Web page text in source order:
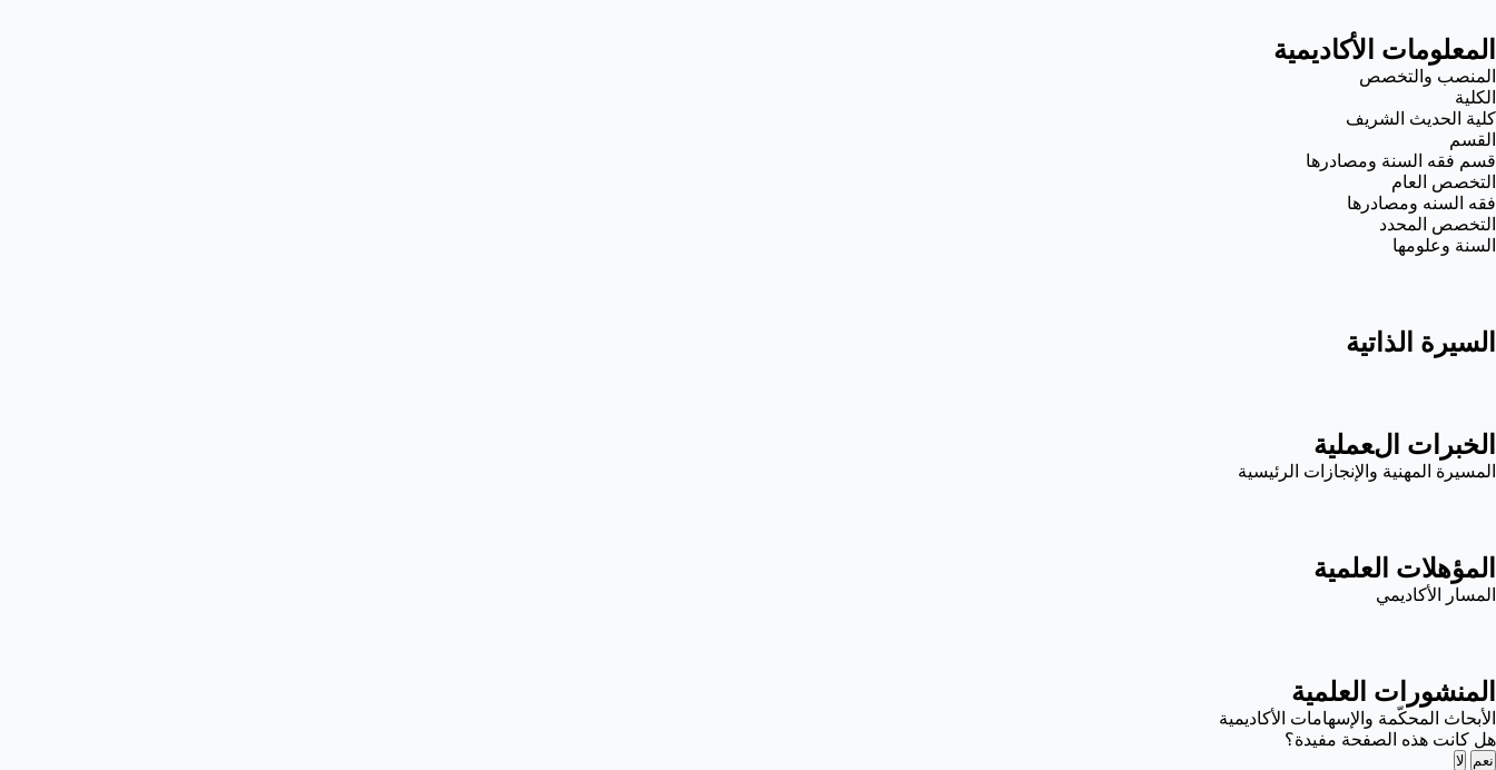
المعلومات الأكاديمية
المنصب والتخصص
الكلية
كلية الحديث الشريف
القسم
قسم فقه السنة ومصادرها
التخصص العام
فقه السنه ومصادرها
التخصص المحدد
السنة وعلومها
السيرة الذاتية
الخبرات العملية
المسيرة المهنية والإنجازات الرئيسية
المؤهلات العلمية
المسار الأكاديمي
المنشورات العلمية
الأبحاث المحكّمة والإسهامات الأكاديمية
هل كانت هذه الصفحة مفيدة؟
نعم لا